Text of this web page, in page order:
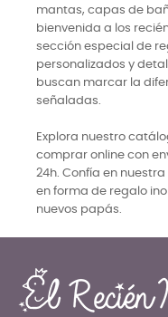
mantas, capas de
bienvenida a los
sección especial de
personalizados y
buscan marcar la
señaladas.
Explora nuestro
comprar online con
24h. Confía en
en forma de regalo
nuevos papás.